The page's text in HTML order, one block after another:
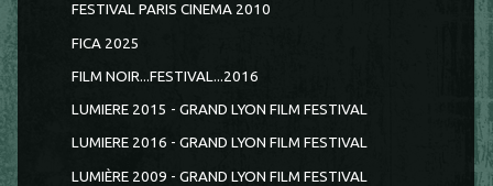
FESTIVAL PARIS CINEMA 2010
FICA 2025
FILM NOIR...FESTIVAL...2016
LUMIERE 2015 - GRAND LYON FILM FESTIVAL
LUMIERE 2016 - GRAND LYON FILM FESTIVAL
LUMIÈRE 2009 - GRAND LYON FILM FESTIVAL